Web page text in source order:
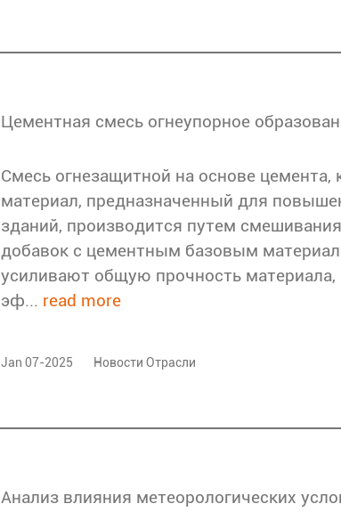
Смесь огнезащитной на основе цемента,
материал, предназначенный для
зданий, производится путем
добавок с цементным базовым
усиливают общую прочность материала,
эф... read more
Jan 07-2025 Новости Отрасли